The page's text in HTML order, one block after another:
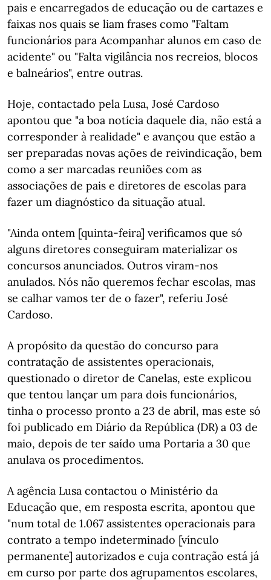
pais e encarregados de educação ou de cartazes e
faixas nos quais se liam frases como "Faltam
funcionários para Acompanhar alunos em caso de
acidente" ou "Falta vigilância nos recreios, blocos
e balneários", entre outras.
Hoje, contactado pela Lusa, José Cardoso
apontou que "a boa notícia daquele dia, não está a
corresponder à realidade" e avançou que estão a
ser preparadas novas ações de reivindicação, bem
como a ser marcadas reuniões com as
associações de pais e diretores de escolas para
fazer um diagnóstico da situação atual.
"Ainda ontem [quinta-feira] verificamos que só
alguns diretores conseguiram materializar os
concursos anunciados. Outros viram-nos
anulados. Nós não queremos fechar escolas, mas
se calhar vamos ter de o fazer", referiu José
Cardoso.
A propósito da questão do concurso para
contratação de assistentes operacionais,
questionado o diretor de Canelas, este explicou
que tentou lançar um para dois funcionários,
tinha o processo pronto a 23 de abril, mas este só
foi publicado em Diário da República (DR) a 03 de
maio, depois de ter saído uma Portaria a 30 que
anulava os procedimentos.
A agência Lusa contactou o Ministério da
Educação que, em resposta escrita, apontou que
"num total de 1.067 assistentes operacionais para
contrato a tempo indeterminado [vínculo
permanente] autorizados e cuja contração está já
em curso por parte dos agrupamentos escolares,